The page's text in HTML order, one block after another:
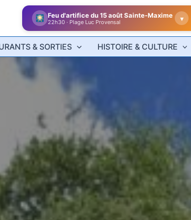
Tout l'agenda du Golfe de Saint-Tropez
9 communes, un seul agenda ▾
& SORTIES HISTOIRE & CULTURE